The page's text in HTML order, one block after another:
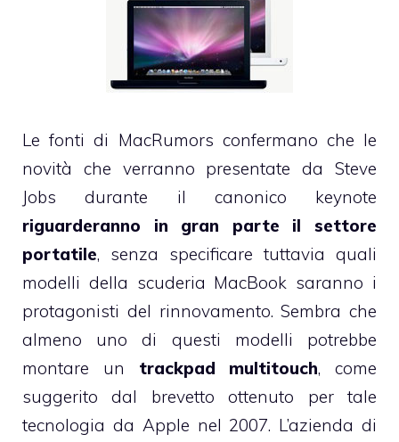
Le fonti di MacRumors confermano che le
novità che verranno presentate da Steve
Jobs durante il canonico keynote
riguarderanno in gran parte il settore
portatile, senza specificare tuttavia quali
modelli della scuderia MacBook saranno i
protagonisti del rinnovamento. Sembra che
almeno uno di questi modelli potrebbe
montare un trackpad multitouch, come
suggerito dal brevetto ottenuto per tale
tecnologia da Apple nel 2007. L’azienda di